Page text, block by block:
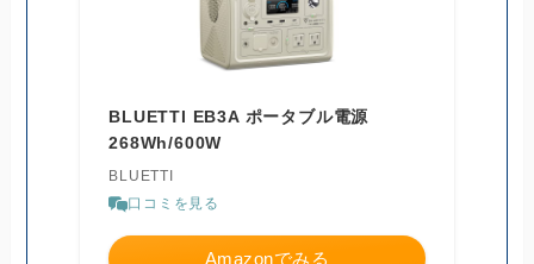
BLUETTI EB3A ポータブル電源
268Wh/600W
BLUETTI
口コミを見る
Amazonでみる